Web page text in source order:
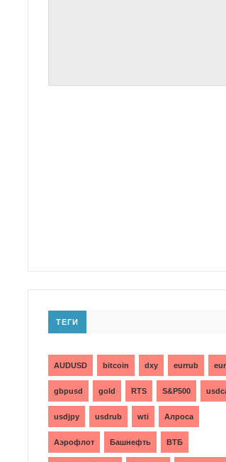
ТЕГИ
AUDUSD bitcoin dxy eurrub
gbpusd gold RTS S&P500
usdjpy usdrub wti Алроса
Аэрофлот Башнефть ВТБ